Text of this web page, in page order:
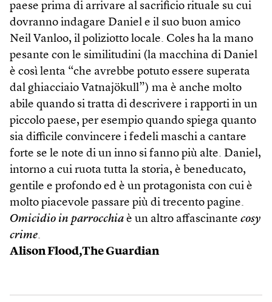
paese prima di arrivare al sacrificio rituale su cui
dovranno indagare Daniel e il suo buon amico
Neil Vanloo, il poliziotto locale. Coles ha la mano
pesante con le similitudini (la macchina di Daniel
è così lenta “che avrebbe potuto essere superata
dal ghiacciaio Vatnajökull”) ma è anche molto
abile quando si tratta di descrivere i rapporti in un
piccolo paese, per esempio quando spiega quanto
sia difficile convincere i fedeli maschi a cantare
forte se le note di un inno si fanno più alte. Daniel,
intorno a cui ruota tutta la storia, è beneducato,
gentile e profondo ed è un protagonista con cui è
molto piacevole passare più di trecento pagine.
Omicidio in parrocchia è un altro affascinante cosy
crime.
Alison Flood,The Guardian